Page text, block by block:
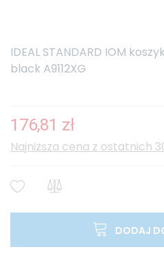
IDEAL STANDARD IOM
black A9112XG
176,81 zł
Najniższa cena z ostatnich
DODAJ